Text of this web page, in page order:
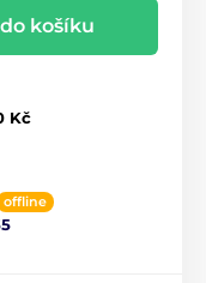
košíku
Kč
offline